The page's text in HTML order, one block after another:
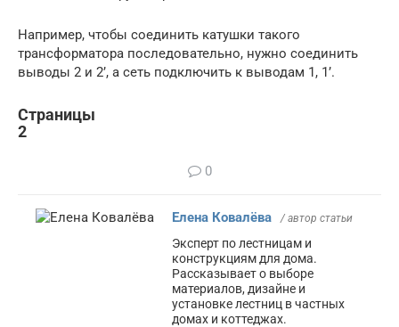
Например, чтобы соединить катушки такого
трансформатора последовательно, нужно соединить
выводы 2 и 2’, а сеть подключить к выводам 1, 1’.
Страницы
2
0
Елена Ковалёва / автор статьи
Эксперт по лестницам и
конструкциям для дома.
Рассказывает о выборе
материалов, дизайне и
установке лестниц в частных
домах и коттеджах.